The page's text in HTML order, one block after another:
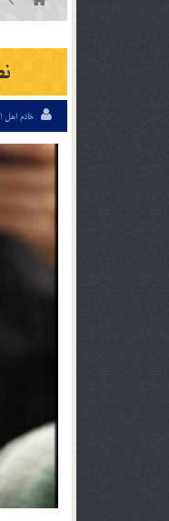
خادم اهل